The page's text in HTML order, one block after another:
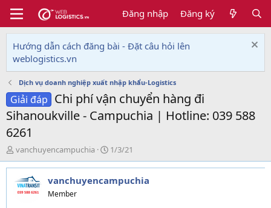
Đăng nhập Đăng ký
Hướng dẫn cách đăng bài - Đặt câu hỏi lên
weblogistics.vn
Dịch vụ doanh nghiệp xuất nhập khẩu-Logistics
Giải đáp Chi phí vận chuyển hàng đi
Sihanoukville - Campuchia | Hotline: 039 588
6261
T
h
r
e
a
vanchuyencampuchia
N
g
à
y
1/3/21
vanchuyencampuchia
Member